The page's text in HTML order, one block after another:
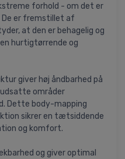
forhold - om det er
De er fremstillet af
at den er behagelig og
hurtigtørrende og
giver høj åndbarhed på
områder
Dette body-mapping
sikrer en tætsiddende
og komfort.
og giver optimal